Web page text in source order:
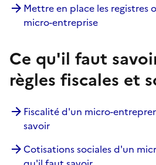
Mettre en place les registres
micro-entreprise
Ce qu'il faut
règles fiscales et
Fiscalité d'un micro-
savoir
Cotisations sociales d'un